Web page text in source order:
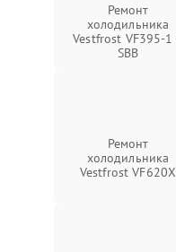
Ремонт
холодильника
Vestfrost VF395-1
SBB
Ремонт
холодильника
Vestfrost VF620X